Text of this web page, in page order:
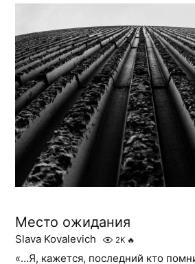
Место ожидания
Slava Kovalevich 2K 🔥
«…Я, кажется, последний кто